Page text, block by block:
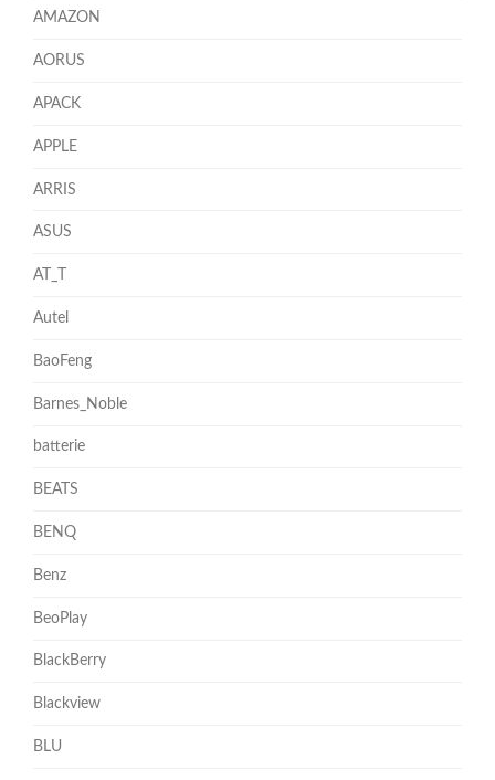
AMAZON
AORUS
APACK
APPLE
ARRIS
ASUS
AT_T
Autel
BaoFeng
Barnes_Noble
batterie
BEATS
BENQ
Benz
BeoPlay
BlackBerry
Blackview
BLU